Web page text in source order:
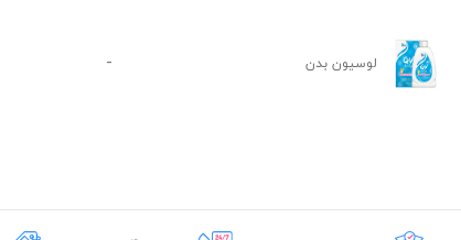
لوسیون بدن -